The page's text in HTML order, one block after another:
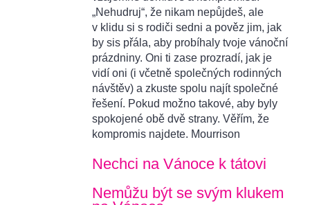
„Nehudruj“, že nikam nepůjdeš, ale
v klidu si s rodiči sedni a pověz jim, jak
by sis přála, aby probíhaly tvoje vánoční
prázdniny. Oni ti zase prozradí, jak je
vidí oni (i včetně společných rodinných
návštěv) a zkuste spolu najít společné
řešení. Pokud možno takové, aby byly
spokojené obě dvě strany. Věřím, že
kompromis najdete. Mourrison
Nechci na Vánoce k tátovi
Nemůžu být se svým klukem